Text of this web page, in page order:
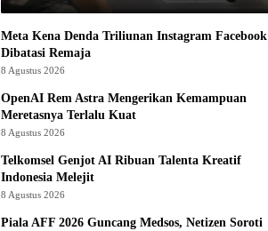
Meta Kena Denda Triliunan Instagram Facebook
Dibatasi Remaja
8 Agustus 2026
OpenAI Rem Astra Mengerikan Kemampuan
Meretasnya Terlalu Kuat
8 Agustus 2026
Telkomsel Genjot AI Ribuan Talenta Kreatif
Indonesia Melejit
8 Agustus 2026
Piala AFF 2026 Guncang Medsos, Netizen Soroti